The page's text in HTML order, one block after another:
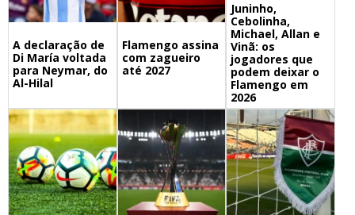
A declaração de
Di María voltada
para Neymar, do
Al-Hilal
Flamengo assina
com zagueiro
até 2027
Juninho,
Cebolinha,
Michael, Allan e
Vinã: os
jogadores que
podem deixar o
Flamengo em
2026